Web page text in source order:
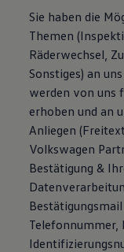
Sie haben die
Themen
Räderwechsel,
Sonstiges) an
werden von uns
erhoben und an
Anliegen
Volkswagen
Bestätigung &
Telefonnummer,